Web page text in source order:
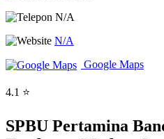
N/A
N/A
Google Maps
4.1 ⭐
SPBU Pertamina